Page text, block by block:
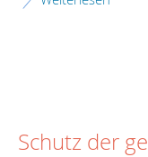
Schutz der